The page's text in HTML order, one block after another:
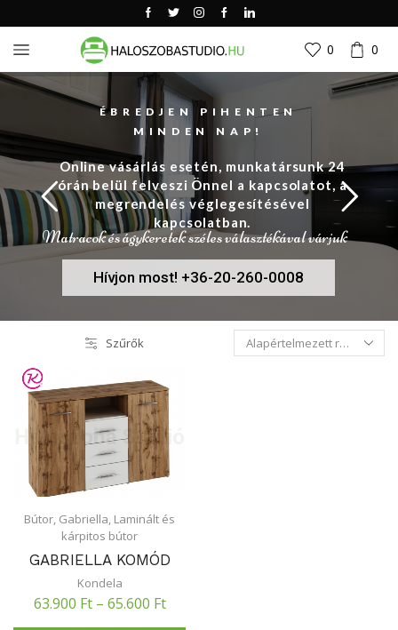
0 0
ÉBREDJEN PIHENTEN
MINDEN NAP!
Matracok és ágykeretek széles választékával várjuk
Online vásárlás esetén, munkatársunk 24
órán belül felveszi Önnel a kapcsolatot, a
megrendelés véglegesítésével
kapcsolatban.
Hívjon most! +36-20-260-0008
Szűrők
Bútor Gabriella Laminált és
kárpitos bútor
GABRIELLA KOMÓD
Kondela
63.900 Ft– 65.600 Ft